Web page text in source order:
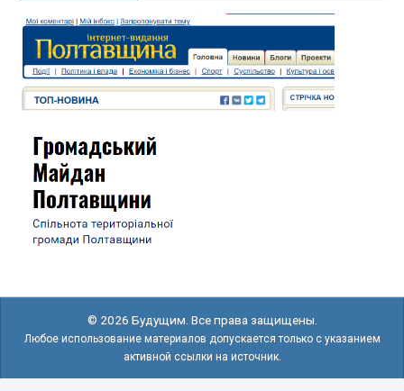
© 2026 Будущим. Все права защищены.
Любое использование материалов допускается только с указанием
активной ссылки на источник.